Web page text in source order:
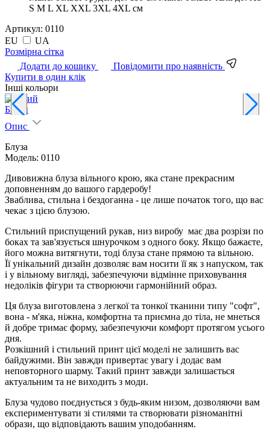
S M L XL XXL 3XL 4XL см
Артикул: 0110
EU
UA
Pозмірна сітка
Додати до кошику
Повідомити про наявність
Купити в один клік
Інші кольори
Білий
Опис
Блуза
Модель: 0110
Дивовижна блуза вільного крою, яка стане прекрасним
доповненням до вашого гардеробу!
Зваблива, стильна і бездоганна - це лише початок того, що вас
чекає з цією блузою.
Стильний приспущений рукав, низ виробу має два розрізи по
боках та зав'язується шнурочком з одного боку. Якщо бажаєте,
його можна витягнути, тоді блуза стане прямою та вільною.
Її унікальний дизайн дозволяє вам носити її як з напуском, так
і у вільному вигляді, забезпечуючи відмінне приховування
недоліків фігури та створюючи гармонійний образ.
Ця блуза виготовлена з легкої та тонкої тканини типу "софт",
вона - м'яка, ніжна, комфортна та приємна до тіла, не мнеться
й добре тримає форму, забезпечуючи комфорт протягом усього
дня.
Розкішний і стильний принт цієї моделі не залишить вас
байдужими. Він завжди привертає увагу і додає вам
неповторного шарму. Такий принт завжди залишається
актуальним та не виходить з моди.
Блуза чудово поєднується з будь-яким низом, дозволяючи вам
експериментувати зі стилями та створювати різноманітні
образи, що відповідають вашим уподобанням.